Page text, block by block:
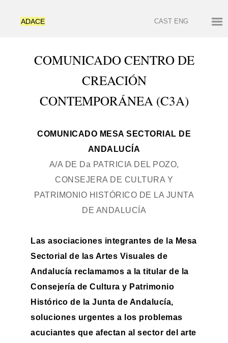
ADACE CAST ENG
COMUNICADO CENTRO DE
CREACIÓN
CONTEMPORÁNEA (C3A)
COMUNICADO MESA SECTORIAL DE
ANDALUCÍA
A/A DE Da PATRICIA DEL POZO,
CONSEJERA DE CULTURA Y
PATRIMONIO HISTÓRICO DE LA JUNTA
DE ANDALUCÍA
Las asociaciones integrantes de la Mesa
Sectorial de las Artes Visuales de
Andalucía reclamamos a la titular de la
Consejería de Cultura y Patrimonio
Histórico de la Junta de Andalucía,
soluciones urgentes a los problemas
acuciantes que afectan al sector del arte